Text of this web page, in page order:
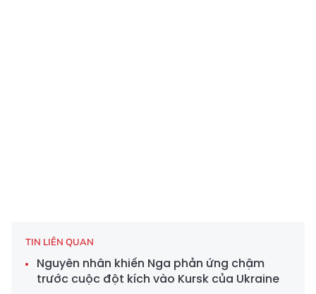
TIN LIÊN QUAN
Nguyên nhân khiến Nga phản ứng chậm
trước cuộc đột kích vào Kursk của Ukraine